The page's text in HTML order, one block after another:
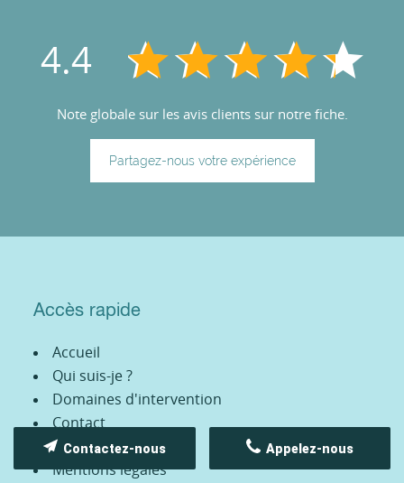
4.4
Note globale sur les avis clients sur notre fiche.
Partagez-nous votre expérience
Accès rapide
Accueil
Qui suis-je ?
Domaines d'intervention
Contact
Honoraires
Mentions légales
Appelez-nous
Contactez-nous